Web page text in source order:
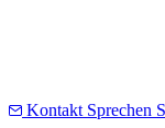
Kontakt Sprechen